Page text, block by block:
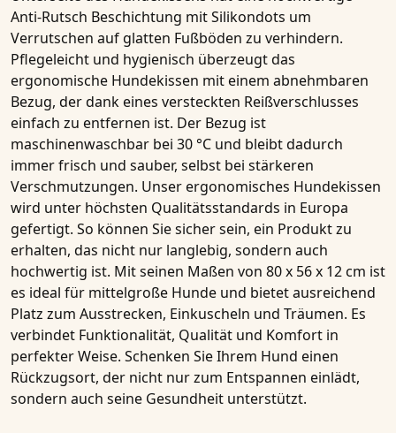
Anti-Rutsch Beschichtung mit Silikondots um
Verrutschen auf glatten Fußböden zu verhindern.
Pflegeleicht und hygienisch überzeugt das
ergonomische Hundekissen mit einem abnehmbaren
Bezug, der dank eines versteckten Reißverschlusses
einfach zu entfernen ist. Der Bezug ist
maschinenwaschbar bei 30 °C und bleibt dadurch
immer frisch und sauber, selbst bei stärkeren
Verschmutzungen. Unserergonomisches Hundekissen
wird unter höchsten Qualitätsstandards in Europa
gefertigt. So können Sie sicher sein, ein Produkt zu
erhalten, das nicht nur langlebig, sondern auch
hochwertig ist. Mit seinen Maßen von 80 x 56 x 12 cm ist
es ideal für mittelgroße Hunde und bietet ausreichend
Platz zum Ausstrecken, Einkuscheln und Träumen. Es
verbindet Funktionalität, Qualität und Komfort in
perfekter Weise. Schenken Sie Ihrem Hund einen
Rückzugsort, der nicht nur zum Entspannen einlädt,
sondern auch seine Gesundheit unterstützt.